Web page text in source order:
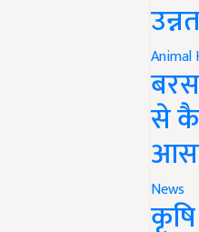
Animal
से
News